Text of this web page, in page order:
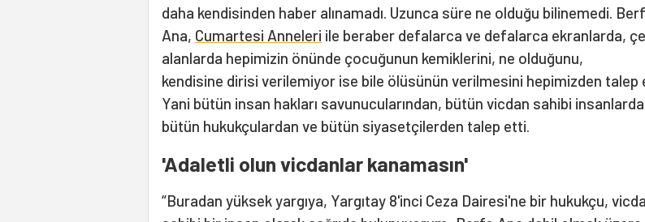
daha kendisinden haber alınamadı. Uzunca süre ne olduğu bilinemedi.
Ana, Cumartesi Anneleri ile beraber defalarca ve defalarca ekranlarda,
alanlarda hepimizin önünde çocuğunun kemiklerini, ne olduğunu,
kendisine dirisi verilemiyor ise bile ölüsünün verilmesini hepimizden talep
Yani bütün insan hakları savunucularından, bütün vicdan sahibi
bütün hukukçulardan ve bütün siyasetçilerden talep etti.
'Adaletli olun vicdanlar kanamasın'
“Buradan yüksek yargıya, Yargıtay 8'inci Ceza Dairesi'ne bir hukukçu,